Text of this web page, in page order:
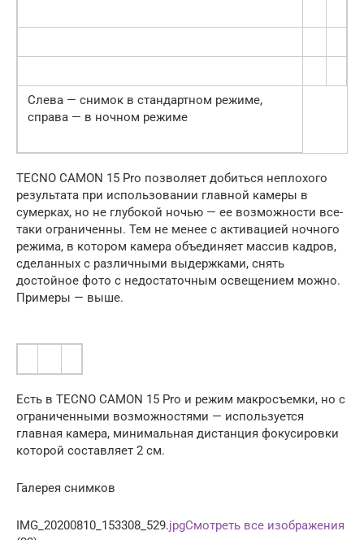
Слева — снимок в стандартном режиме,
справа — в ночном режиме
TECNO CAMON 15 Pro позволяет добиться неплохого
результата при использовании главной камеры в
сумерках, но не глубокой ночью — ее возможности все-
таки ограниченны. Тем не менее с активацией ночного
режима, в котором камера объединяет массив кадров,
сделанных с различными выдержками, снять
достойное фото с недостаточным освещением можно.
Примеры — выше.
Есть в TECNO CAMON 15 Pro и режим макросъемки, но с
ограниченными возможностями — используется
главная камера, минимальная дистанция фокусировки
которой составляет 2 см.
Галерея снимков
IMG_20200810_153308_529.jpgСмотреть все изображения